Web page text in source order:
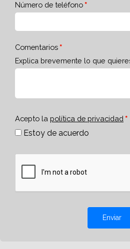
Número de teléfono
Comentarios
Explica brevemente lo que
Acepto la política de privacidad
Estoy de acuerdo
Enviar